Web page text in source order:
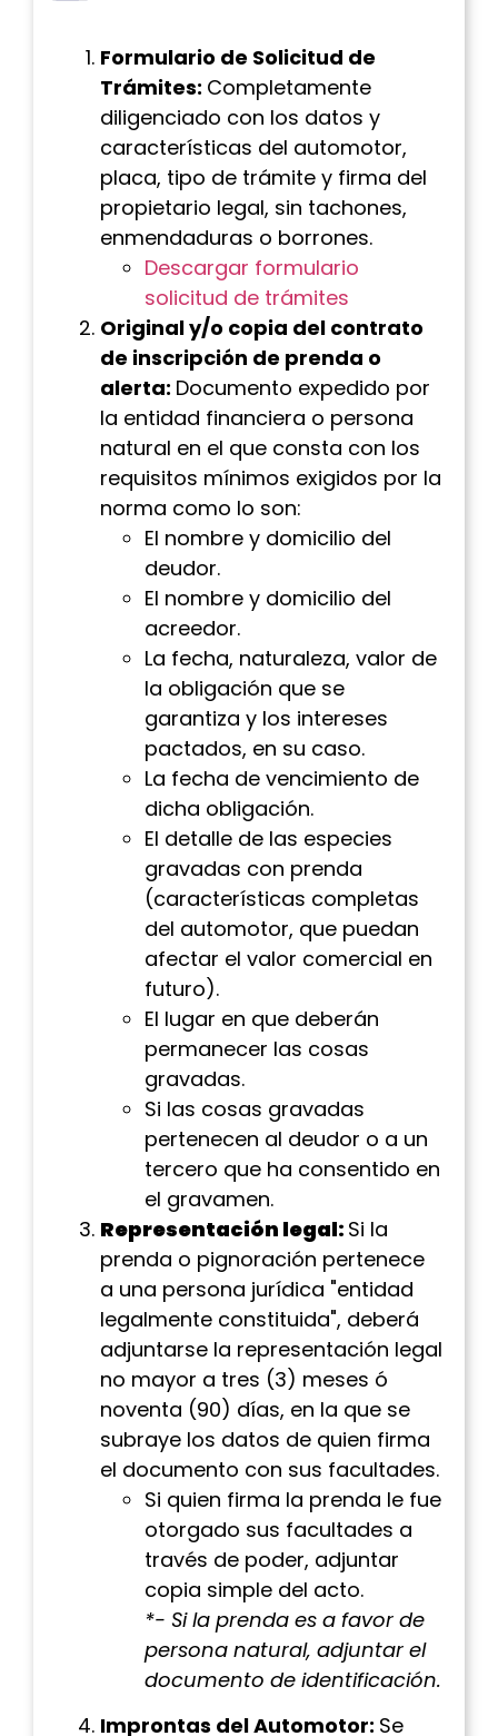
Formulario de Solicitud de
Trámites: Completamente
diligenciado con los datos y
características del automotor,
placa, tipo de trámite y firma del
propietario legal, sin tachones,
enmendaduras o borrones.
Descargar formulario
solicitud de trámites
Original y/o copia del contrato
de inscripción de prenda o
alerta: Documento expedido por
la entidad financiera o persona
natural en el que consta con los
requisitos mínimos exigidos por la
norma como lo son:
El nombre y domicilio del
deudor.
El nombre y domicilio del
acreedor.
La fecha, naturaleza, valor de
la obligación que se
garantiza y los intereses
pactados, en su caso.
La fecha de vencimiento de
dicha obligación.
El detalle de las especies
gravadas con prenda
(características completas
del automotor, que puedan
afectar el valor comercial en
futuro).
El lugar en que deberán
permanecer las cosas
gravadas.
Si las cosas gravadas
pertenecen al deudor o a un
tercero que ha consentido en
el gravamen.
Representación legal: Si la
prenda o pignoración pertenece
a una persona jurídica "entidad
legalmente constituida", deberá
adjuntarse la representación legal
no mayor a tres (3) meses ó
noventa (90) días, en la que se
subraye los datos de quien firma
el documento con sus facultades.
Si quien firma la prenda le fue
otorgado sus facultades a
través de poder, adjuntar
copia simple del acto.
*- Si la prenda es a favor de
persona natural, adjuntar el
documento de identificación.
Improntas del Automotor: Se